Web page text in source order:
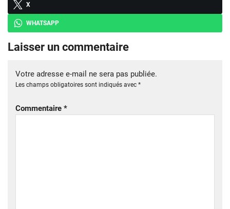
X
WHATSAPP
Laisser un commentaire
Votre adresse e-mail ne sera pas publiée.
Les champs obligatoires sont indiqués avec *
Commentaire *